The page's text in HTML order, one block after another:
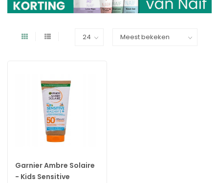
Garnier Ambre Solaire
- Kids Sensitive